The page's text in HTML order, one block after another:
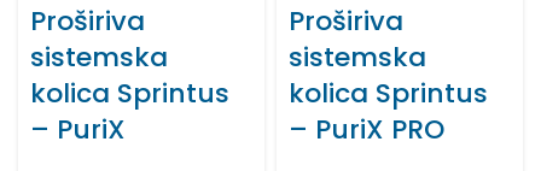
Proširiva
sistemska
kolica Sprintus
– PuriX
Proširiva
sistemska
kolica Sprintus
– PuriX PRO